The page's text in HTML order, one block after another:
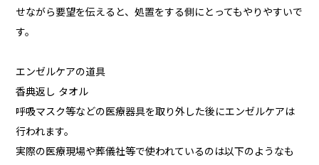
せながら要望を伝えると、処置をする側にとってもやりやすいで
す。
エンゼルケアの道具
香典返し タオル
呼吸マスク等などの医療器具を取り外した後にエンゼルケアは
行われます。
実際の医療現場や葬儀社等で使われているのは以下のようなも